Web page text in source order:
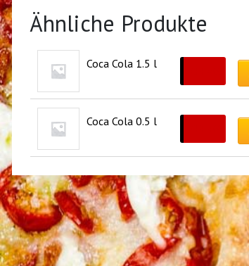
Ähnliche Produkte
Coca Cola 1.5 l
Coca Cola 0.5 l